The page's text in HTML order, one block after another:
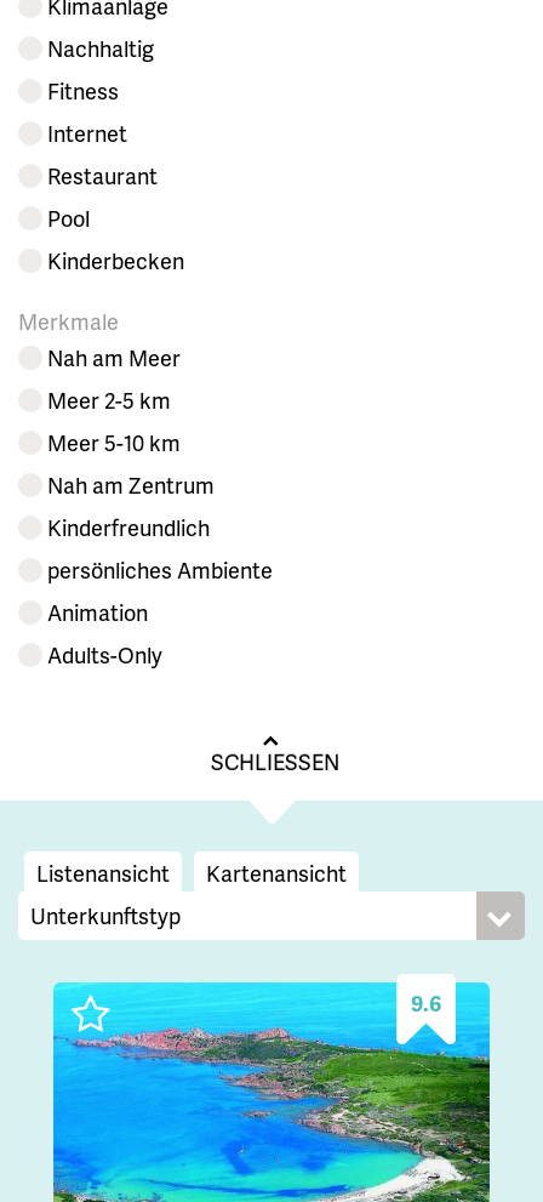
Nachhaltig
Fitness
Internet
Restaurant
Pool
Kinderbecken
Merkmale
Nah am Meer
Meer 2-5 km
Meer 5-10 km
Nah am Zentrum
Kinderfreundlich
persönliches Ambiente
Animation
Adults-Only
SCHLIESSEN
Listenansicht Kartenansicht
9.6